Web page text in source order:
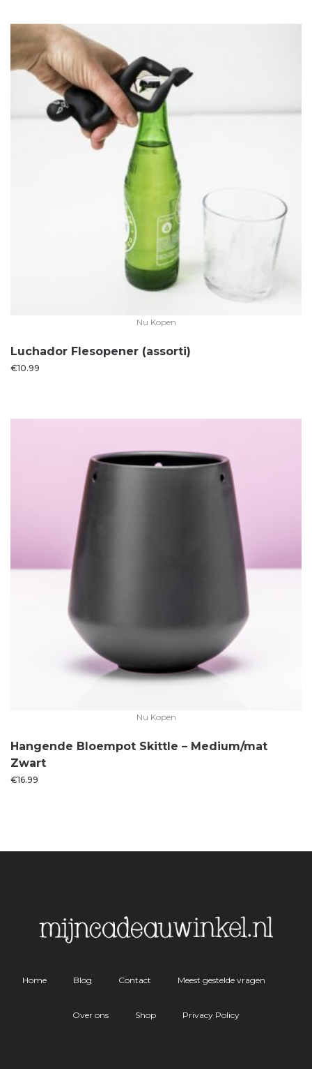
Nu Kopen
Luchador Flesopener (assorti)
€10.99
Nu Kopen
Hangende Bloempot Skittle – Medium/mat
Zwart
€16.99
Home Blog Contact Meest gestelde vragen
Over ons Shop Privacy Policy